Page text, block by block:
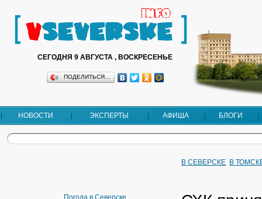
СЕГОДНЯ 9 АВГУСТА , ВОСКРЕСЕНЬЕ
ПОДЕЛИТЬСЯ…
НОВОСТИ ЭКСПЕРТЫ АФИША БЛОГИ
Погода в Северске
В СЕВЕРСКЕ В